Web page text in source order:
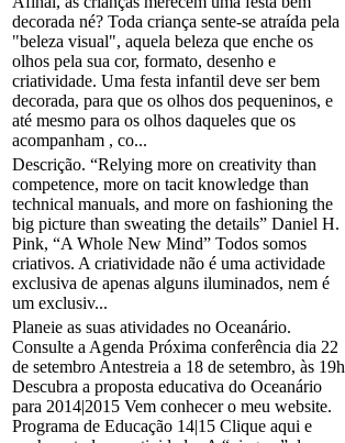
decorada né? Toda criança sente-se atraída pela
"beleza visual", aquela beleza que enche os
olhos pela sua cor, formato, desenho e
criatividade. Uma festa infantil deve ser bem
decorada, para que os olhos dos pequeninos, e
até mesmo para os olhos daqueles que os
acompanham , co...
Descrição. “Relying more on creativity than
competence, more on tacit knowledge than
technical manuals, and more on fashioning the
big picture than sweating the details” Daniel H.
Pink, “A Whole New Mind” Todos somos
criativos. A criatividade não é uma actividade
exclusiva de apenas alguns iluminados, nem é
um exclusiv...
Planeie as suas atividades no Oceanário.
Consulte a Agenda Próxima conferência dia 22
de setembro Antestreia a 18 de setembro, às 19h
Descubra a proposta educativa do Oceanário
para 2014|2015 Vem conhecer o meu website.
Programa de Educação 14|15 Clique aqui e